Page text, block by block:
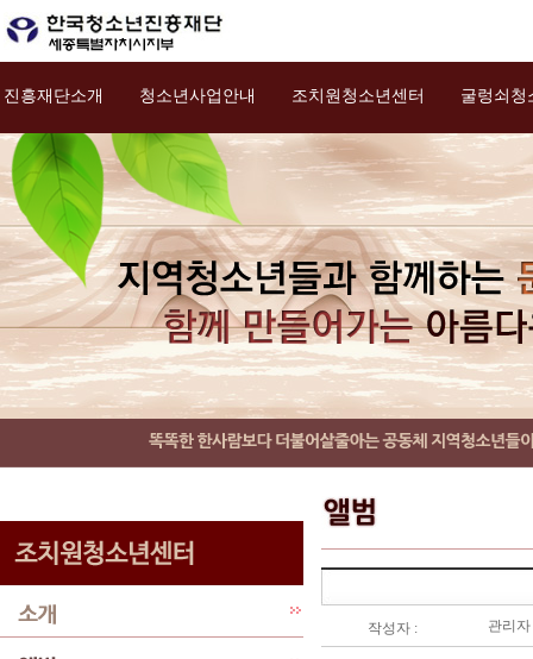
진흥재단소개 청소년사업안내 조치원청소년센터 굴렁쇠청
작성자 : 관리자